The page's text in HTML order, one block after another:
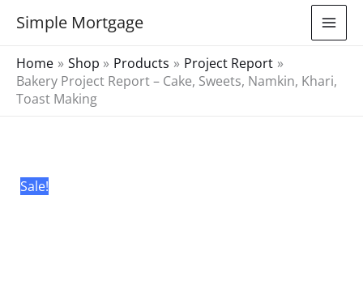
Simple Mortgage
Home Shop Products
Project Report
Bakery Project Report – Cake, Sweets, Namkin, Khari,
Toast Making
Sale!
-